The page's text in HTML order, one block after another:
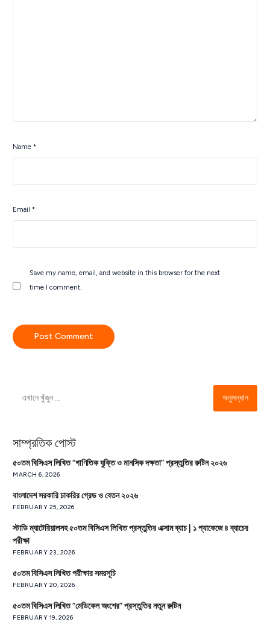
Name*
Email*
Save my name, email, and website in this browser for the next
time I comment.
অনুসন্ধান
সাম্প্রতিক পোস্ট
৫০তম বিসিএস লিখিত “গাণিতিক যুক্তি ও মানসিক দক্ষতা” প্রস্তুতির রুটিন ২০২৬
MARCH 6, 2026
বাংলাদেশ সরকারি চাকরির গ্রেড ও বেতন ২০২৬
FEBRUARY 25, 2026
স্টাডি ম্যাটেরিয়ালসহ ৫০তম বিসিএস লিখিত প্রস্তুতির এক্সাম ব্যাচ | ১ প্যাকেজে ৪ ব্যাচের
পরীক্ষা
FEBRUARY 23, 2026
৫০তম বিসিএস লিখিত পরীক্ষার সময়সূচি
FEBRUARY 20, 2026
৫০তম বিসিএস লিখিত “মেডিকেল অংশের” প্রস্তুতির নতুন রুটিন
FEBRUARY 19, 2026